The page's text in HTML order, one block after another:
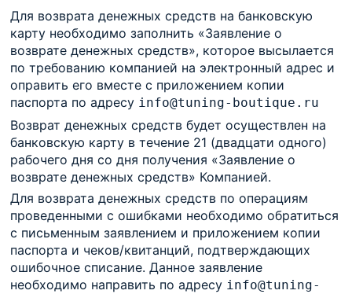
Для возврата денежных средств на банковскую
карту необходимо заполнить «Заявление о
возврате денежных средств», которое высылается
по требованию компанией на электронный адрес и
оправить его вместе с приложением копии
паспорта по адресу info@tuning-boutique.ru
Возврат денежных средств будет осуществлен на
банковскую карту в течение 21 (двадцати одного)
рабочего дня со дня получения «Заявление о
возврате денежных средств» Компанией.
Для возврата денежных средств по операциям
проведенными с ошибками необходимо обратиться
с письменным заявлением и приложением копии
паспорта и чеков/квитанций, подтверждающих
ошибочное списание. Данное заявление
необходимо направить по адресу info@tuning-